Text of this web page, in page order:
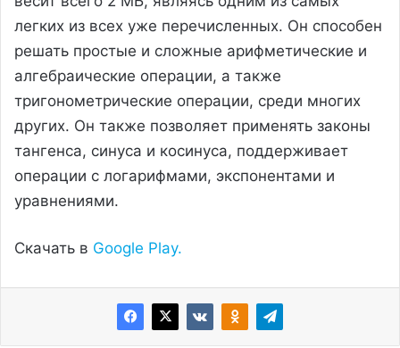
легких из всех уже перечисленных. Он способен
решать простые и сложные арифметические и
алгебраические операции, а также
тригонометрические операции, среди многих
других. Он также позволяет применять законы
тангенса, синуса и косинуса, поддерживает
операции с логарифмами, экспонентами и
уравнениями.
Скачать в Google Play.